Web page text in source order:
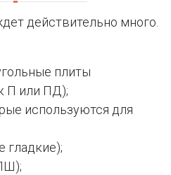
действительно много.
плиты
П или ПД);
используются для
гладкие);